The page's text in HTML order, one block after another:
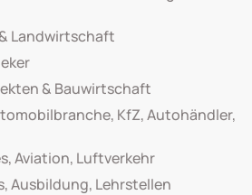
Landwirtschaft
& Bauwirtschaft
KfZ, Autohändler,
Aviation, Luftverkehr
Ausbildung, Lehrstellen